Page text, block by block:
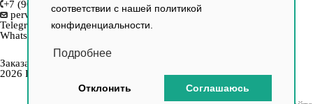
соответствии с нашей политикой
конфиденциальности.
Подробнее
Отклонить Соглашаюсь
+7 (903) 154-33-16
perviy.tabachniy@yandex.ru
Telegram
WhatsApp
Заказать звонок
2026 Первый Табачный, продажа электронных сигарет